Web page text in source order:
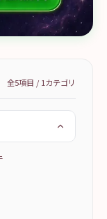
全5項目 / 1カテゴリ